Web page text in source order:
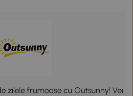
zilele frumoase cu Outsunny! Vei